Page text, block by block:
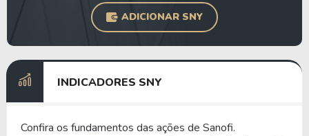
ADICIONAR SNY
INDICADORES SNY
Confira os fundamentos das ações de Sanofi.